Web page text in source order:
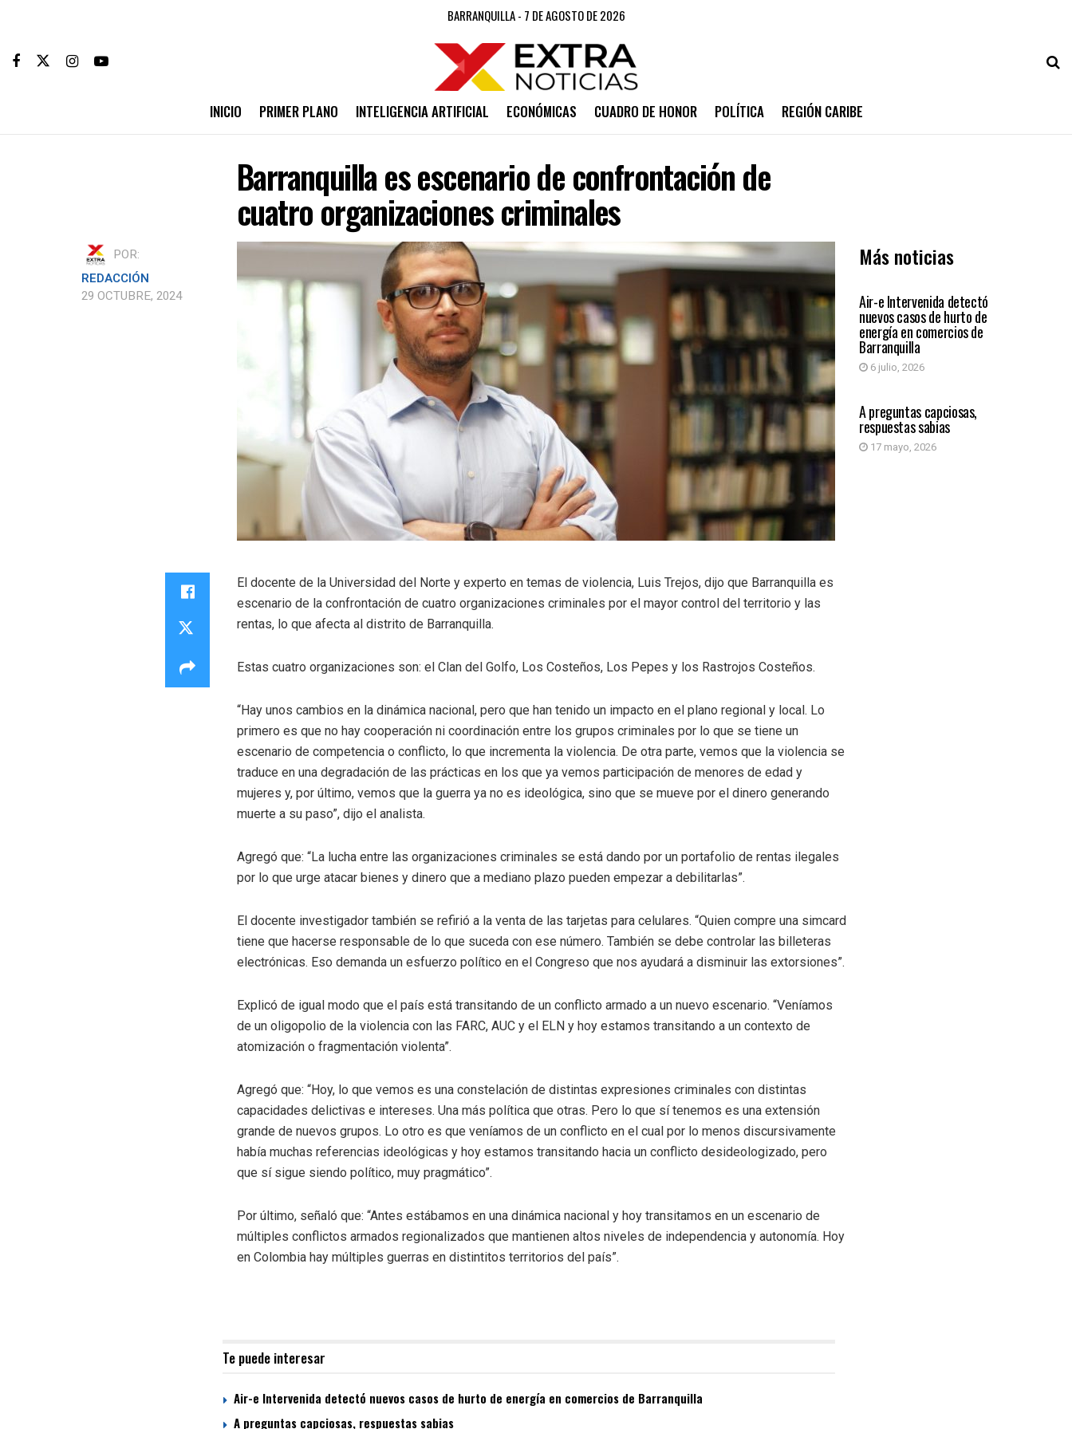
BARRANQUILLA - 7 DE AGOSTO DE 2026
INICIO PRIMER PLANO INTELIGENCIA ARTIFICIAL ECONÓMICAS CUADRO DE HONOR POLÍTICA REGIÓN CARIBE
Barranquilla es escenario de confrontación de
cuatro organizaciones criminales
POR:
REDACCIÓN
29 OCTUBRE, 2024
Más noticias
SIN CATEGORÍA
Air-e Intervenida detectó
nuevos casos de hurto de
energía en comercios de
Barranquilla
6 julio, 2026
SIN CATEGORÍA
A preguntas capciosas,
respuestas sabias
17 mayo, 2026
El docente de la Universidad del Norte y experto en temas de violencia, Luis Trejos, dijo que Barranquilla es
escenario de la confrontación de cuatro organizaciones criminales por el mayor control del territorio y las
rentas, lo que afecta al distrito de Barranquilla.
Estas cuatro organizaciones son: el Clan del Golfo, Los Costeños, Los Pepes y los Rastrojos Costeños.
“Hay unos cambios en la dinámica nacional, pero que han tenido un impacto en el plano regional y local. Lo
primero es que no hay cooperación ni coordinación entre los grupos criminales por lo que se tiene un
escenario de competencia o conflicto, lo que incrementa la violencia. De otra parte, vemos que la violencia se
traduce en una degradación de las prácticas en los que ya vemos participación de menores de edad y
mujeres y, por último, vemos que la guerra ya no es ideológica, sino que se mueve por el dinero generando
muerte a su paso”, dijo el analista.
Agregó que: “La lucha entre las organizaciones criminales se está dando por un portafolio de rentas ilegales
por lo que urge atacar bienes y dinero que a mediano plazo pueden empezar a debilitarlas”.
El docente investigador también se refirió a la venta de las tarjetas para celulares. “Quien compre una simcard
tiene que hacerse responsable de lo que suceda con ese número. También se debe controlar las billeteras
electrónicas. Eso demanda un esfuerzo político en el Congreso que nos ayudará a disminuir las extorsiones”.
Explicó de igual modo que el país está transitando de un conflicto armado a un nuevo escenario. “Veníamos
de un oligopolio de la violencia con las FARC, AUC y el ELN y hoy estamos transitando a un contexto de
atomización o fragmentación violenta”.
Agregó que: “Hoy, lo que vemos es una constelación de distintas expresiones criminales con distintas
capacidades delictivas e intereses. Una más política que otras. Pero lo que sí tenemos es una extensión
grande de nuevos grupos. Lo otro es que veníamos de un conflicto en el cual por lo menos discursivamente
había muchas referencias ideológicas y hoy estamos transitando hacia un conflicto desideologizado, pero
que sí sigue siendo político, muy pragmático”.
Por último, señaló que: “Antes estábamos en una dinámica nacional y hoy transitamos en un escenario de
múltiples conflictos armados regionalizados que mantienen altos niveles de independencia y autonomía. Hoy
en Colombia hay múltiples guerras en distintitos territorios del país”.
Te puede interesar
Air-e Intervenida detectó nuevos casos de hurto de energía en comercios de Barranquilla
A preguntas capciosas, respuestas sabias